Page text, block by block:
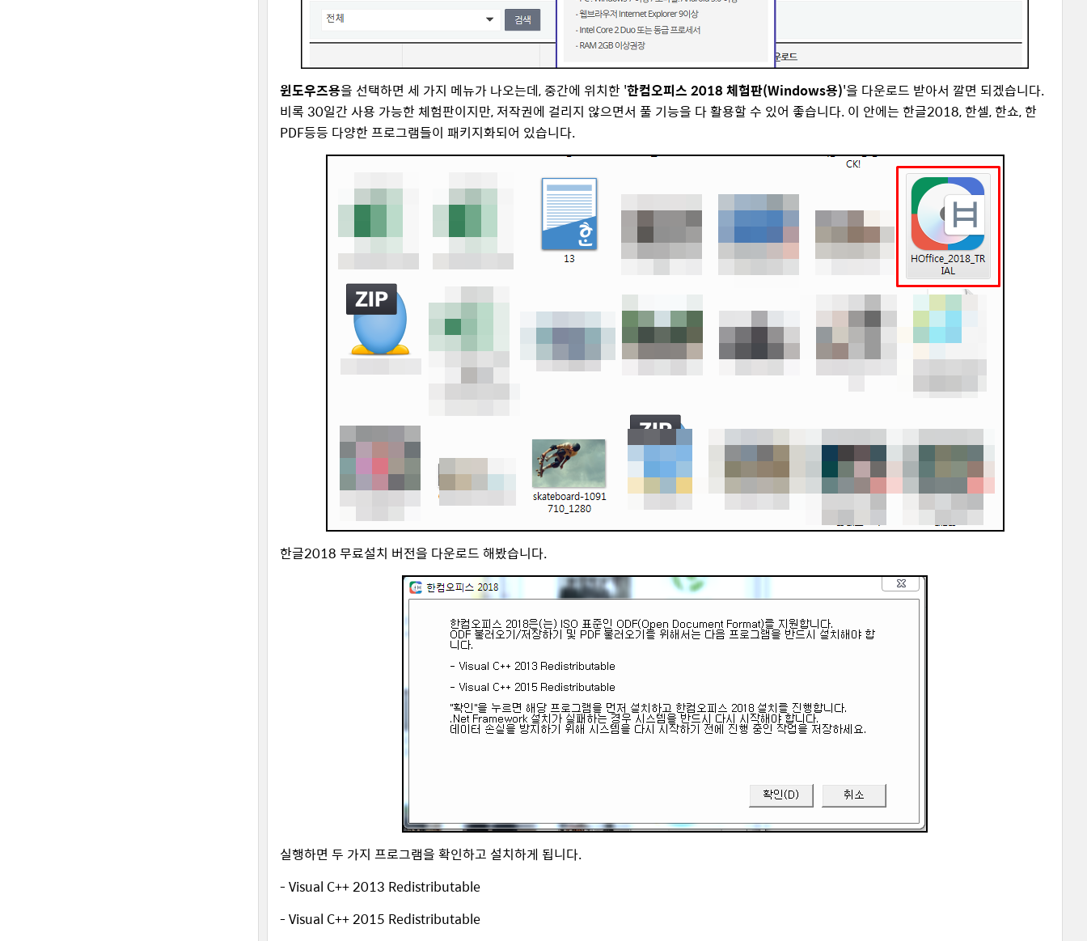
윈도우즈용을 선택하면 세 가지 메뉴가 나오는데, 중간에 위치한 '한컴오피스 2018 체험판(Windows용)'을 다운로드 받아서 깔면 되겠습니다.
비록 30일간 사용 가능한 체험판이지만, 저작권에 걸리지 않으면서 풀 기능을 다 활용할 수 있어 좋습니다. 이 안에는 한글2018, 한셀, 한쇼, 한
PDF등등 다양한 프로그램들이 패키지화되어 있습니다.
한글2018 무료설치 버전을 다운로드 해봤습니다.
실행하면 두 가지 프로그램을 확인하고 설치하게 됩니다.
- Visual C++ 2013 Redistributable
- Visual C++ 2015 Redistributable